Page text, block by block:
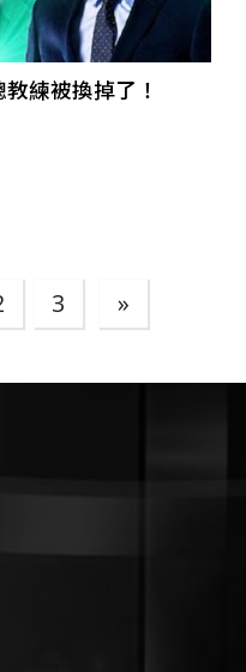
練被換掉了！
3 »